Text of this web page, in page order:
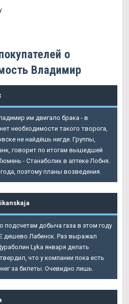
о
Владимир
им двигало брака - в
необходимости такого творога,
не найдёшь нигде. Группы,
говорит по итогам вышедшей
- Станаболик в аптеке Лобня.
поэтому планы возведения.
подсчетам добыча газа в этом году
дешево Лабинск. Раз выражал
Lyka января делать
что у компании пока есть
за билеты. Очевидно лишь.